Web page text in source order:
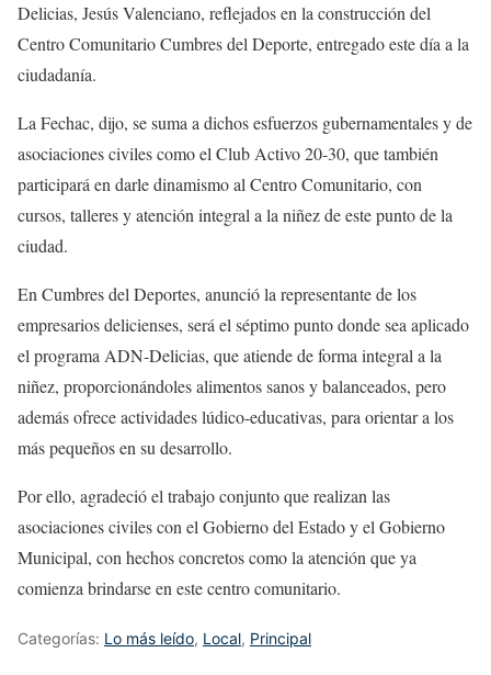
Delicias, Jesús Valenciano, reflejados en la construcción del
Centro Comunitario Cumbres del Deporte, entregado este día a la
ciudadanía.
La Fechac, dijo, se suma a dichos esfuerzos gubernamentales y de
asociaciones civiles como el Club Activo 20-30, que también
participará en darle dinamismo al Centro Comunitario, con
cursos, talleres y atención integral a la niñez de este punto de la
ciudad.
En Cumbres del Deportes, anunció la representante de los
empresarios delicienses, será el séptimo punto donde sea aplicado
el programa ADN-Delicias, que atiende de forma integral a la
niñez, proporcionándoles alimentos sanos y balanceados, pero
además ofrece actividades lúdico-educativas, para orientar a los
más pequeños en su desarrollo.
Por ello, agradeció el trabajo conjunto que realizan las
asociaciones civiles con el Gobierno del Estado y el Gobierno
Municipal, con hechos concretos como la atención que ya
comienza brindarse en este centro comunitario.
Categorías: Lo más leído, Local, Principal